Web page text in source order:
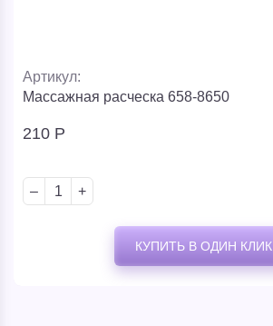
Артикул:
Массажная расческа 658-8650
210 Р
– +
КУПИТЬ В ОДИН КЛИК